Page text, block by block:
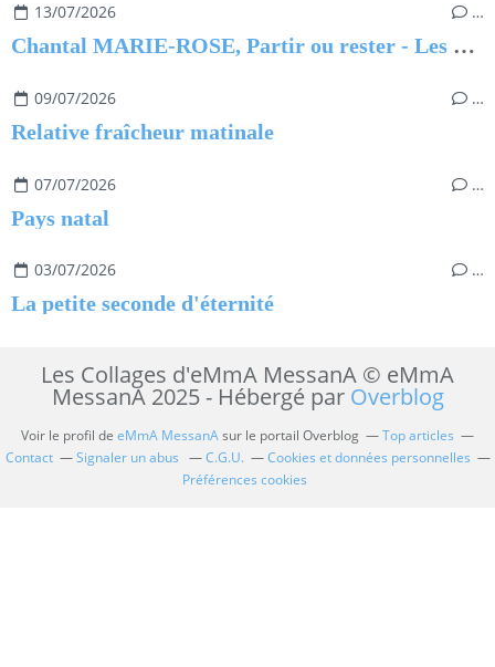
13/07/2026 …
Chantal MARIE-ROSE, Partir ou rester - Les clés pour évoluer professionnellement sans regret
09/07/2026 …
Relative fraîcheur matinale
07/07/2026 …
Pays natal
03/07/2026 …
La petite seconde d'éternité
Les Collages d'eMmA MessanA © eMmA
MessanA 2025 - Hébergé par Overblog
Voir le profil de eMmA MessanAsur le portail Overblog
Top articles
Contact
Signaler un abus C.G.U.
Cookies et données personnelles
Préférences cookies